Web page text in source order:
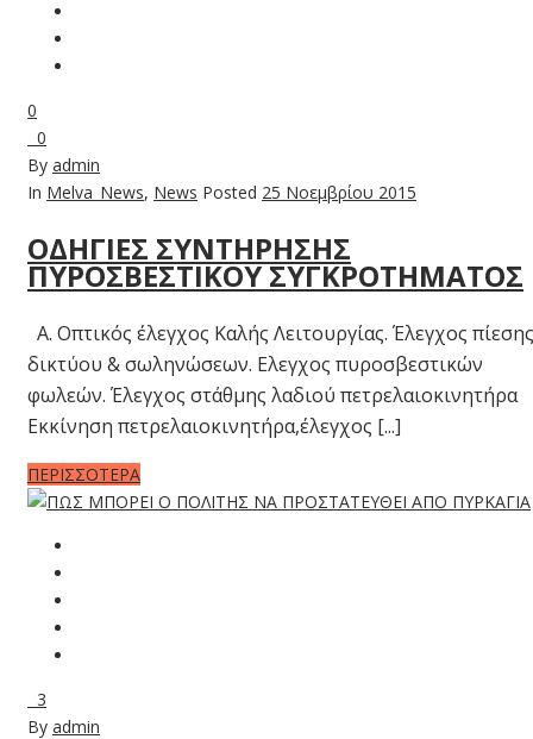
0
0
By admin
In Melva_News, News Posted 25 Νοεμβρίου 2015
ΟΔΗΓΙΕΣ ΣΥΝΤΗΡΗΣΗΣ
ΠΥΡΟΣΒΕΣΤΙΚΟΥ ΣΥΓΚΡΟΤΗΜΑΤΟΣ
Α. Οπτικός έλεγχος Καλής Λειτουργίας. Έλεγχος πίεσης
δικτύου & σωληνώσεων. Ελεγχος πυροσβεστικών
φωλεών. Έλεγχος στάθμης λαδιού πετρελαιοκινητήρα
Εκκίνηση πετρελαιοκινητήρα,έλεγχος [...]
ΠΕΡΙΣΣΟΤΕΡΑ
3
By admin